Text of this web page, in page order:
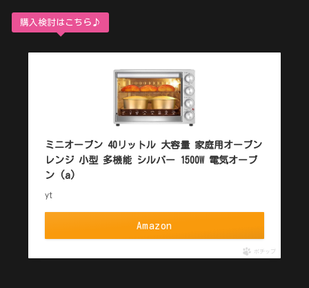
購入検討はこちら♪
ミニオーブン 40リットル 大容量 家庭用オーブン
レンジ 小型 多機能 シルバー 1500W 電気オーブ
ン (a)
yt
Amazon
ポチップ